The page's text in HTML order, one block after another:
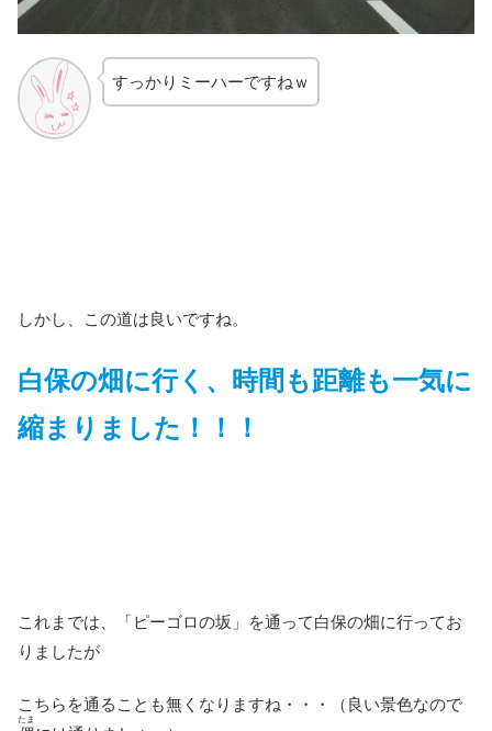
すっかりミーハーですねｗ
しかし、この道は良いですね。
白保の畑に行く、時間も距離も一気に
縮まりました！！！
これまでは、「ピーゴロの坂」を通って白保の畑に行ってお
りましたが
こちらを通ることも無くなりますね・・・（良い景色なので
たま